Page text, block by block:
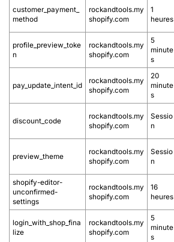
customer_payment_
method
rockandtools.my
shopify.com
1
heures
profile_preview_toke
n
rockandtools.my
shopify.com
5
minute
s
pay_update_intent_id
rockandtools.my
shopify.com
20
minute
s
discount_code
rockandtools.my
shopify.com
Sessio
n
preview_theme
rockandtools.my
shopify.com
Sessio
n
shopify-editor-
unconfirmed-
settings
rockandtools.my
shopify.com
16
heures
login_with_shop_fina
lize
rockandtools.my
shopify.com
5
minute
s